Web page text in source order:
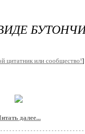
цитатник или сообщество!]
далее...